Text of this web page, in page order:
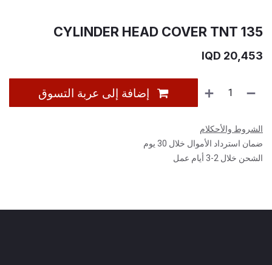
CYLINDER HEAD COVER TNT 135
20,453
إضافة إلى عربة التسوق
الشروط والأحكلام
ضمان استرداد الأموال خلال 30 يوم
الشحن خلال 2-3 أيام عمل